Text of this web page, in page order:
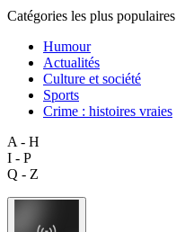
Catégories les plus populaires
Humour
Actualités
Culture et société
Sports
Crime : histoires vraies
A - H
I - P
Q - Z